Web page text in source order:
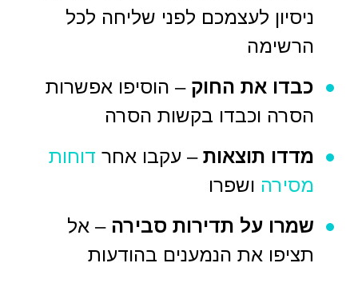
ניסיון לעצמכם לפני שליחה לכל
הרשימה
כבדו את החוק – הוסיפו אפשרות
הסרה וכבדו בקשות הסרה
מדדו תוצאות – עקבו אחר דוחות
מסירה ושפרו
שמרו על תדירות סבירה – אל
תציפו את הנמענים בהודעות